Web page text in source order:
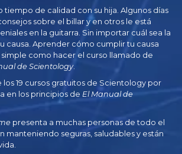
tiempo de calidad con su hija. Algunos días
sobre el billar y en otros le está
en la guitarra. Sin importar cuál sea la
causa. Aprender cómo cumplir tu causa
como hacer el curso llamado de
de Scientology.
los 19 cursos gratuitos de Scientology por
en los principios de El Manual de
presenta a muchas personas de todo el
manteniendo seguras, saludables y están